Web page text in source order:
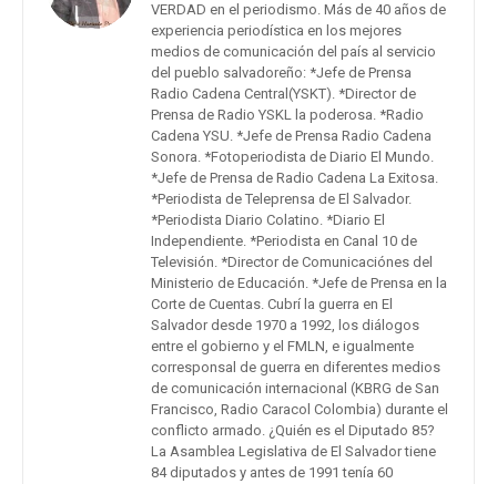
VERDAD en el periodismo. Más de 40 años de
experiencia periodística en los mejores
medios de comunicación del país al servicio
del pueblo salvadoreño: *Jefe de Prensa
Radio Cadena Central(YSKT). *Director de
Prensa de Radio YSKL la poderosa. *Radio
Cadena YSU. *Jefe de Prensa Radio Cadena
Sonora. *Fotoperiodista de Diario El Mundo.
*Jefe de Prensa de Radio Cadena La Exitosa.
*Periodista de Teleprensa de El Salvador.
*Periodista Diario Colatino. *Diario El
Independiente. *Periodista en Canal 10 de
Televisión. *Director de Comunicaciónes del
Ministerio de Educación. *Jefe de Prensa en la
Corte de Cuentas. Cubrí la guerra en El
Salvador desde 1970 a 1992, los diálogos
entre el gobierno y el FMLN, e igualmente
corresponsal de guerra en diferentes medios
de comunicación internacional (KBRG de San
Francisco, Radio Caracol Colombia) durante el
conflicto armado. ¿Quién es el Diputado 85?
La Asamblea Legislativa de El Salvador tiene
84 diputados y antes de 1991 tenía 60